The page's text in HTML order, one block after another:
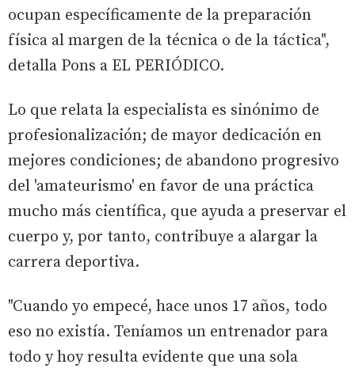
ocupan específicamente de la preparación
física al margen de la técnica o de la táctica",
detalla Pons a EL PERIÓDICO.
Lo que relata la especialista es sinónimo de
profesionalización; de mayor dedicación en
mejores condiciones; de abandono progresivo
del 'amateurismo' en favor de una práctica
mucho más científica, que ayuda a preservar el
cuerpo y, por tanto, contribuye a alargar la
carrera deportiva.
"Cuando yo empecé, hace unos 17 años, todo
eso no existía. Teníamos un entrenador para
todo y hoy resulta evidente que una sola